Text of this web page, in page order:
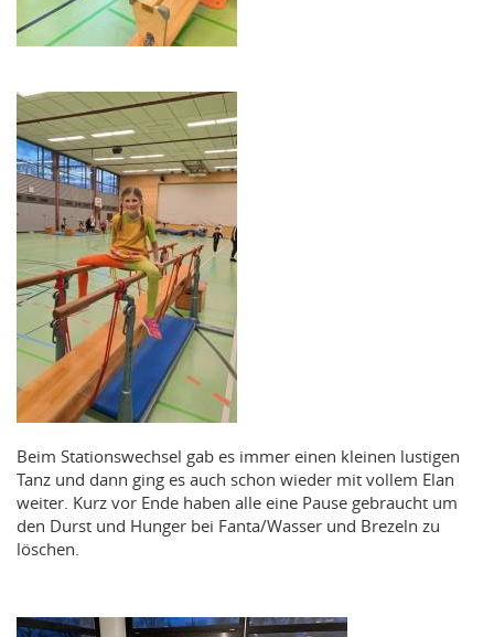
Beim Stationswechsel gab es immer einen kleinen lustigen
Tanz und dann ging es auch schon wieder mit vollem Elan
weiter. Kurz vor Ende haben alle eine Pause gebraucht um
den Durst und Hunger bei Fanta/Wasser und Brezeln zu
löschen.